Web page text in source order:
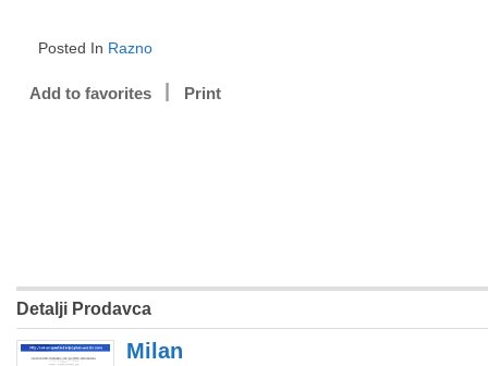
Posted In Razno
Add to favorites Print
Detalji Prodavca
Milan